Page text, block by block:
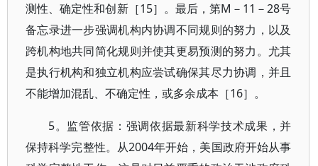
测性、确定性和创新［15］。最后，第M－11－28号
备忘录进一步强调机构内协调不同规则的努力，以及
跨机构地共同简化规则并使其更易预测的努力。尤其
是执行机构和独立机构应尝试确保其尽力协调，并且
不能增加混乱、不确定性，或多余成本［16］。
5。监管依据：强调依据最新科学技术成果，并
保持科学完整性。从2004年开始，美国政府开始从事